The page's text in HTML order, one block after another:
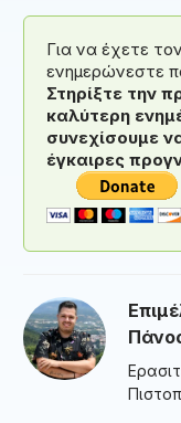
Για να έχετε
ενημερώνεστε
Στηρίξτε την
καλύτερη
συνεχίσουμε
έγκαιρες